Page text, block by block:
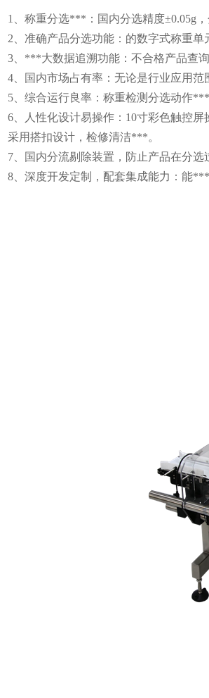
1、称重分选***：国内分选精度±0.05g，
2、准确产品分选功能：的数字式称重
3、***大数据追溯功能：不合格产品查
4、国内市场占有率：无论是行业应用
5、综合运行良率：称重检测分选动作
6、人性化设计易操作：10寸彩色触控
采用搭扣设计，检修清洁***。
7、国内分流剔除装置，防止产品在分选
8、深度开发定制，配套集成能力：能